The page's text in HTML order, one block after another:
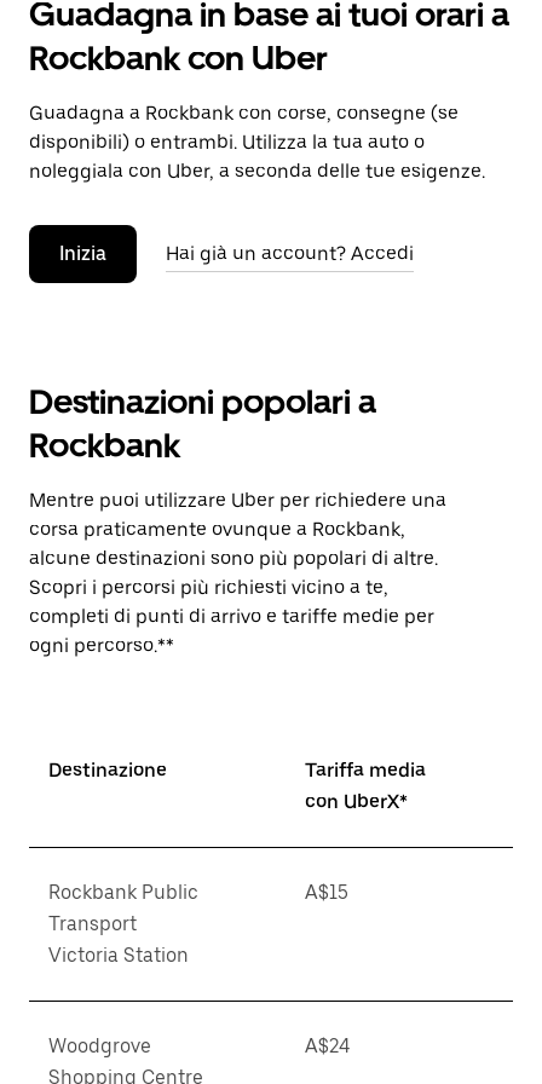
Guadagna in base ai tuoi orari a
Rockbank con Uber
Guadagna a Rockbank con corse, consegne (se
disponibili) o entrambi. Utilizza la tua auto o
noleggiala con Uber, a seconda delle tue esigenze.
Inizia Hai già un account? Accedi
Destinazioni popolari a
Rockbank
Mentre puoi utilizzare Uber per richiedere una
corsa praticamente ovunque a Rockbank,
alcune destinazioni sono più popolari di altre.
Scopri i percorsi più richiesti vicino a te,
completi di punti di arrivo e tariffe medie per
ogni percorso.**
Destinazione
Tariffa media
con UberX*
Rockbank Public
Transport
Victoria Station
A$15
Woodgrove
Shopping Centre
A$24